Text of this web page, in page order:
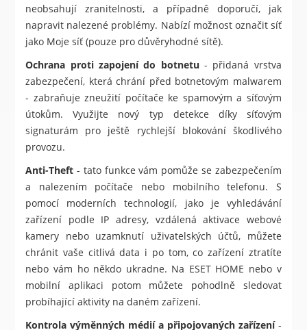
neobsahují zranitelnosti, a případně doporučí, jak
napravit nalezené problémy. Nabízí možnost označit síť
jako Moje síť (pouze pro důvěryhodné sítě).
Ochrana proti zapojení do botnetu - přidaná vrstva
zabezpečení, která chrání před botnetovým malwarem
- zabraňuje zneužití počítače ke spamovým a síťovým
útokům. Využijte nový typ detekce díky síťovým
signaturám pro ještě rychlejší blokování škodlivého
provozu.
Anti-Theft - tato funkce vám pomůže se zabezpečením
a nalezením počítače nebo mobilního telefonu. S
pomocí moderních technologií, jako je vyhledávání
zařízení podle IP adresy, vzdálená aktivace webové
kamery nebo uzamknutí uživatelských účtů, můžete
chránit vaše citlivá data i po tom, co zařízení ztratíte
nebo vám ho někdo ukradne. Na ESET HOME nebo v
mobilní aplikaci potom můžete pohodlně sledovat
probíhající aktivity na daném zařízení.
Kontrola výměnných médií a připojovaných zařízení-